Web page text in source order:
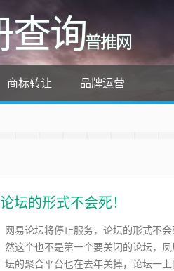
查询普推网
商标转让 品牌运营
坛的形式不会死！
网易论坛将停止服务，论坛的形式不
然这个也不是第一个要关闭的论坛，
坛的聚合平台也在去年关掉，论坛一